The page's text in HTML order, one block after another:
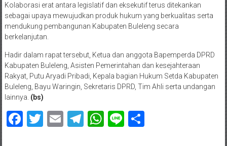
Kolaborasi erat antara legislatif dan eksekutif terus ditekankan
sebagai upaya mewujudkan produk hukum yang berkualitas serta
mendukung pembangunan Kabupaten Buleleng secara
berkelanjutan.
Hadir dalam rapat tersebut, Ketua dan anggota Bapemperda DPRD
Kabupaten Buleleng, Asisten Pemerintahan dan kesejahteraan
Rakyat, Putu Aryadi Pribadi, Kepala bagian Hukum Setda Kabupaten
Buleleng, Bayu Waringin, Sekretaris DPRD, Tim Ahli serta undangan
lainnya. (bs)
Facebook
Twitter
EmailTelegram
WhatsApp
LineShare